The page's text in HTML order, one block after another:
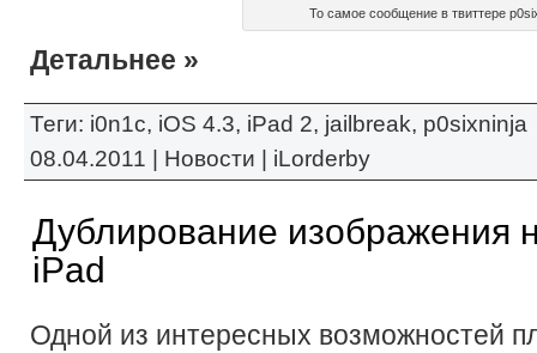
То самое сообщение в твиттере
Детальнее »
Теги: i0n1c, iOS 4.3, iPad 2, jailbreak, p0sixninja
08.04.2011 | Новости iLorderby
Дублирование изображения
iPad
Одной из интересных возможностей